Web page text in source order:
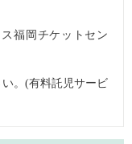
福岡チケットセン
。(有料託児サービ